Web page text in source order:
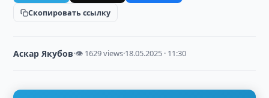
Скопировать ссылку
Аскар Якубов·👁 1629 views·18.05.2025 · 11:30